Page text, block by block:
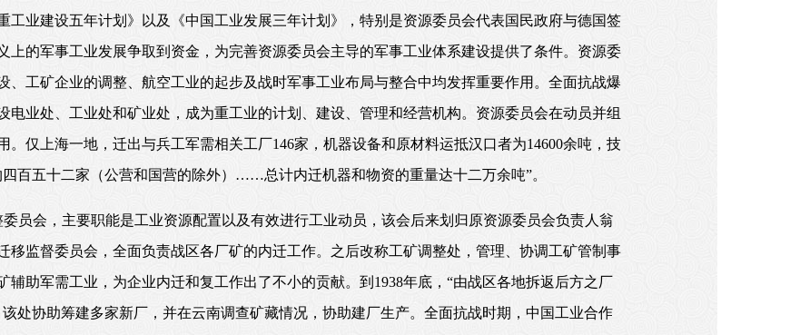
工业建设五年计划》以及《中国工业发展三年计划》，特别是资源委员会代表国民政府与德国签
上的军事工业发展争取到资金，为完善资源委员会主导的军事工业体系建设提供了条件。资源委
、工矿企业的调整、航空工业的起步及战时军事工业布局与整合中均发挥重要作用。全面抗战爆
电业处、工业处和矿业处，成为重工业的计划、建设、管理和经营机构。资源委员会在动员并组
仅上海一地，迁出与兵工军需相关工厂146家，机器设备和原材料运抵汉口者为14600余吨，技
四百五十二家（公营和国营的除外）……总计内迁机器和物资的重量达十二万余吨”。
员会，主要职能是工业资源配置以及有效进行工业动员，该会后来划归原资源委员会负责人翁
移监督委员会，全面负责战区各厂矿的内迁工作。之后改称工矿调整处，管理、协调工矿管制事
助军需工业，为企业内迁和复工作出了不小的贡献。到1938年底，“由战区各地拆返后方之厂
处协助筹建多家新厂，并在云南调查矿藏情况，协助建厂生产。全面抗战时期，中国工业合作